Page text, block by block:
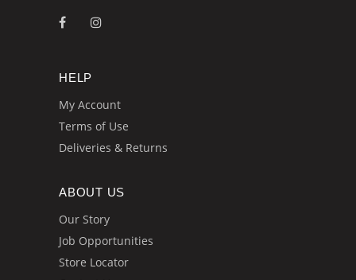
HELP
My Account
Terms of Use
Deliveries & Returns
ABOUT US
Our Story
Job Opportunities
Store Locator